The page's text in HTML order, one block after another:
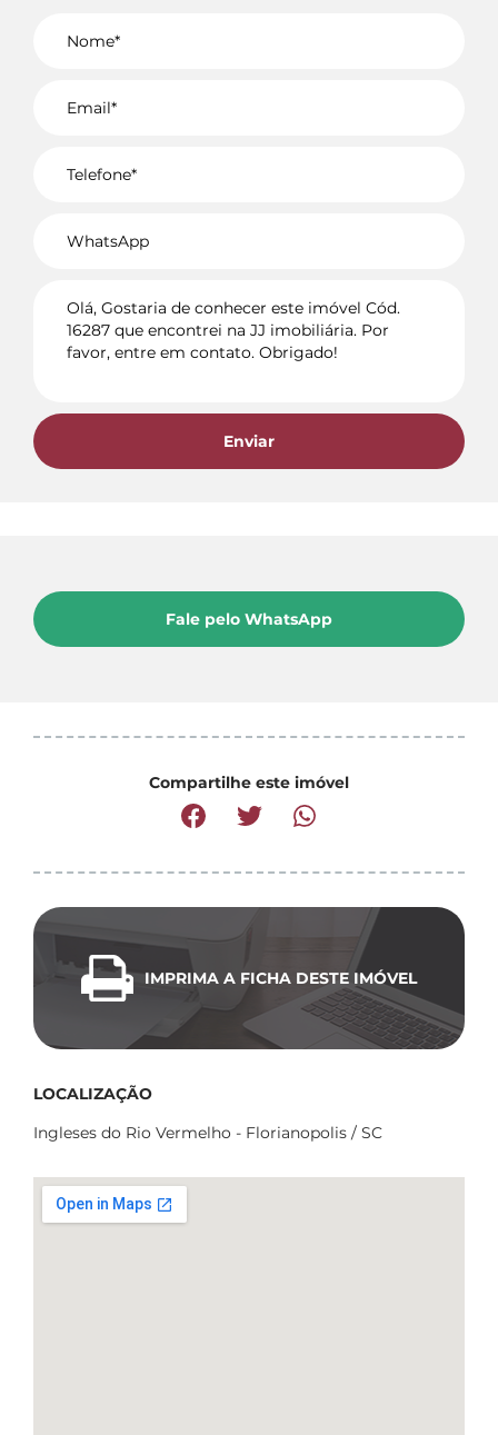
Enviar
Fale pelo WhatsApp
Compartilhe este imóvel
IMPRIMA A FICHA DESTE IMÓVEL
LOCALIZAÇÃO
Ingleses do Rio Vermelho - Florianopolis / SC